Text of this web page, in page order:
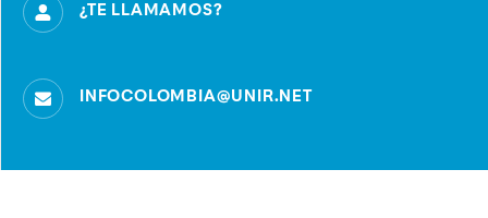
¿TE LLAMAMOS?
INFOCOLOMBIA@UNIR.NET